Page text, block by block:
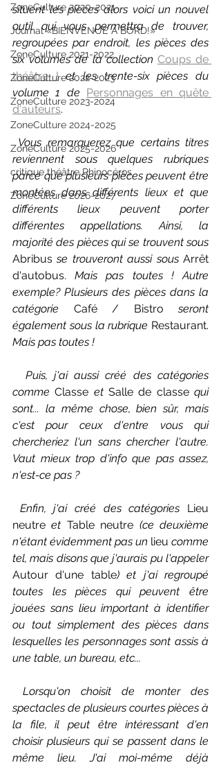
ZoneCulture 2020-2021
Journal «BIENVENUE À BORD!»
ZoneCulture 2021-2022
ZoneCulture 2022-2023
ZoneCulture 2023-2024
ZoneCulture 2024-2025
ZoneCulture 2025-2026
critique théâtre Rhinocéros
ZoneCulture 2026-2027
situent les pièces alors voici un nouvel
outil qui vous permettra de trouver,
regroupées par endroit, les pièces des
six volumes de la collection Coups de
théâtre ! et les trente-six pièces du
volume 1 de Personnages en quête
d'auteurs.
Vous remarquerez que certains titres
reviennent sous quelques rubriques
parce que plusieurs pièces peuvent être
montées dans différents lieux et que
différents lieux peuvent porter
différentes appellations. Ainsi, la
Abribus se trouveront aussi sous Arrêt
d'autobus. Mais pas toutes ! Autre
exemple? Plusieurs des pièces dans la
catégorie Café / Bistro seront
également sous la rubrique
Mais pas toutes !
comme Classe et Salle de classe qui
sont... la même chose, bien sûr, mais
c'est pour ceux d'entre vous qui
chercheriez l'un sans chercher l'autre.
Vaut mieux trop d'info que pas assez,
n'est-ce pas ?
Enfin, j'ai créé des catégories Lieu
neutre et Table neutre (ce deuxième
n'étant évidemment pas un lieu comme
tel, mais disons que j'aurais pu l'appeler
Autour d'une table) et j'ai regroupé
toutes les pièces qui peuvent être
jouées sans lieu important à identifier
ou tout simplement des pièces dans
lesquelles les personnages sont assis à
une table, un bureau, etc...
spectacles de plusieurs courtes pièces à
la file, il peut être intéressant d'en
choisir plusieurs qui se passent dans le
même lieu. J'ai moi-même déjà